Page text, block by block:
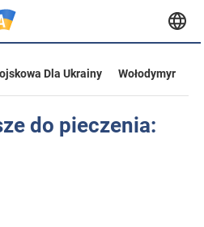
Dla Ukrainy
Wołodymyr
do pieczenia: